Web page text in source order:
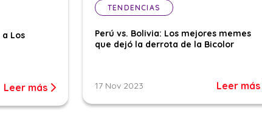
Los
Leer más
TENDENCIAS
Perú vs. Bolivia: Los mejores memes
que dejó la derrota de la Bicolor
17 Nov 2023 Leer más